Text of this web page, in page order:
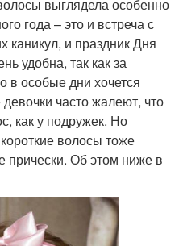
выглядела особенно
года – это и встреча с
каникул, и праздник Дня
удобна, так как за
в особые дни хочется
часто жалеют, что
как у подружек. Но
волосы тоже
прически. Об этом ниже в